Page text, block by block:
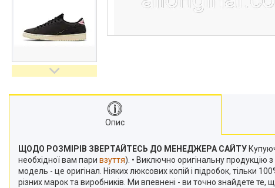
Опис
ЩОДО РОЗМІРІВ ЗВЕРТАЙТЕСЬ ДО МЕНЕДЖЕРА САЙТУ
необхідної вам пари взуття). • Виключно оригінальну
модель - це оригінал. Ніяких люксових копій і підробок, тільки
різних марок та виробників. Ми впевнені - ви точно знайдете